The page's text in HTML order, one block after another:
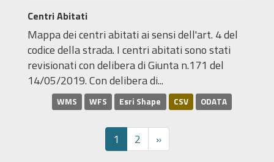
Centri Abitati
Mappa dei centri abitati ai sensi dell'art. 4 del
codice della strada. I centri abitati sono stati
revisionati con delibera di Giunta n.171 del
14/05/2019. Con delibera di...
WMS WFS Esri Shape CSV ODATA
1 2 »